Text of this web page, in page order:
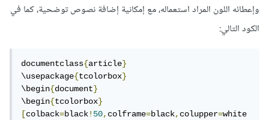
وإعطائه اللون المراد استعماله، مع إمكانية إضافة نصوص توضحية، كما في
الكود التالي:
documentclass{article}
\usepackage{tcolorbox}
\begin{document}
\begin{tcolorbox}
[colback=black!50,colframe=black,colupper=white